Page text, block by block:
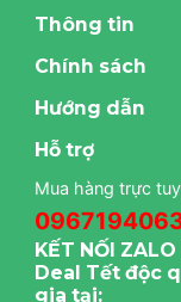
Thông tin
Chính sách
Hướng dẫn
Hỗ trợ
Mua hàng trực
KẾT NỐI ZALO
Deal Tết độc
gia tại: